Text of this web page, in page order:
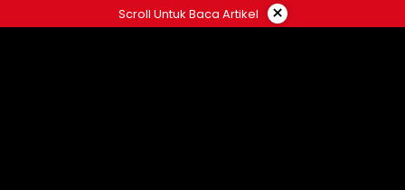
ke
Scroll Untuk Baca Artikel ×